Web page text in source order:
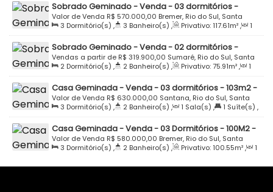
Sobrado Geminado - Venda - 03 dormitórios -
117m2 - Loteamento Gran Park Das Alianças -
Bremer - Rio do Sul
R$ 570.000,00
Valor de Venda
Bremer, Rio do Sul, Santa
Catarina, Brasil
3 Dormitório(s) , 3 Banheiro(s) , Privativo:117.61m²,
1
Sala(s) , 1Suíte(s) , 2 Vaga(s)
Sobrado Geminado - Venda - 02 dormitórios -
75m2 - Rua Ary Acary de Souza - Residencial Maria
Elisa - Sumaré - Rio do Sul
R$ 319.900,00
Vendas a partir de
Sumaré, Rio do Sul, Santa
Catarina, Brasil
2 Dormitório(s) , 2 Banheiro(s) , Privativo:75.91m²,
1
Sala(s) , 1Vaga(s)
Casa Geminada - Venda - 03 dormitórios - 103m2 -
Estrada São José - Santana- Rio do Sul
R$ 630.000,00
Valor de Venda
Santana, Rio do Sul, Santa
Catarina, Brasil
3 Dormitório(s) , 2 Banheiro(s) , 1 Sala(s) , 1 Suíte(s) ,
1Vaga(s) , Útil:103.00m²
Casa Geminada - Venda - 03 Dormitórios - 100M2 -
Loteamento Gran Park Alianças - Bremer - Rio do Sul
R$ 580.000,00
Valor de Venda
Bremer, Rio do Sul, Santa
Catarina, Brasil
3 Dormitório(s) , 2 Banheiro(s) , Privativo:100.55m²,
1